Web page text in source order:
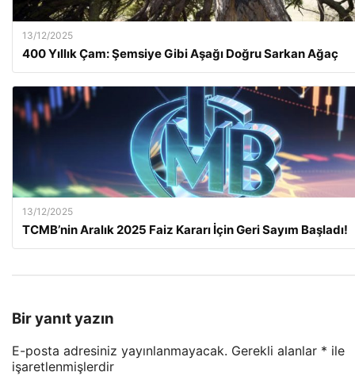
13/12/2025
400 Yıllık Çam: Şemsiye Gibi Aşağı Doğru Sarkan Ağaç
13/12/2025
TCMB’nin Aralık 2025 Faiz Kararı İçin Geri Sayım Başladı!
Bir yanıt yazın
E-posta adresiniz yayınlanmayacak. Gerekli alanlar * ile
işaretlenmişlerdir